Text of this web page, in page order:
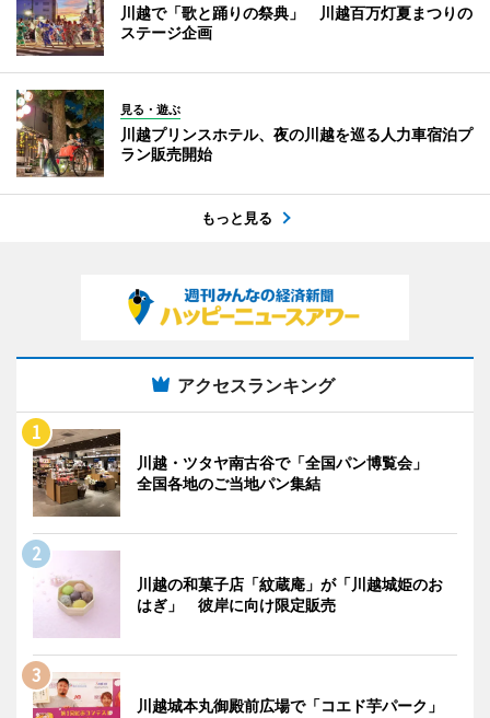
川越で「歌と踊りの祭典」 川越百万灯夏まつりの
ステージ企画
見る・遊ぶ
川越プリンスホテル、夜の川越を巡る人力車宿泊プ
ラン販売開始
もっと見る
アクセスランキング
川越・ツタヤ南古谷で「全国パン博覧会」
全国各地のご当地パン集結
川越の和菓子店「紋蔵庵」が「川越城姫のお
はぎ」 彼岸に向け限定販売
川越城本丸御殿前広場で「コエド芋パーク」